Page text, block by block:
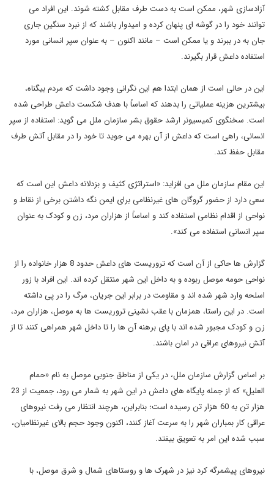
آزادسازی شهر، ممکن است به دست طرف مقابل کشته شوند. این افراد می
توانند خود را در گوشه ای پنهان کرده و امیدوار باشند که از نبرد سنگین جاری
جان به در ببرند و یا ممکن است – مانند اکنون – به عنوان سپر انسانی مورد
استفاده داعش قرار بگیرند.
این در حالی است از همان ابتدا هم این نگرانی وجود داشت که مردم بیگناه،
بیشترین هزینه عملیاتی را بدهند که اساساً با هدف شکست داعش طراحی شده
است. سخنگوی کمیسیونر ارشد حقوق بشر سازمان ملل می گوید: استفاده از سپر
انسانی، راهی است که داعش از آن بهره می جوید تا خود را در مقابل آتش طرف
مقابل حفظ کند.
این مقام سازمان ملل می افزاید: «استراتژی کثیف و بزدلانه داعش این است که
سعی دارد از حضور گروگان های غیرنظامی برای ایمن نگه داشتن برخی از نقاط و
نواحی از اقدام نظامی استفاده کند و اساساً از هزاران مرد، زن و کودک به عنوان
سپر انسانی استفاده می کند».
گزارش ها حاکی از آن است که تروریست های داعش حدود 8 هزار خانواده را از
نواحی حومه موصل ربوده و به داخل این شهر منتقل کرده اند. این افراد با زور
اسلحه وارد شهر شده اند و مقاومت در برابر این جریان، مرگ را در پی داشته
است. در این راستا، همزمان با عقب نشینی تروریست ها به موصل، هزاران مرد،
زن و کودک مجبور شده اند با پای برهنه آن ها را تا داخل شهر همراهی کنند تا از
آتش نیروهای عراقی در امان باشند.
بر اساس گزارش سازمان ملل، در یکی از مناطق جنوبی موصل به نام «حمام
العلیل» که از جمله پایگاه های داعش در این شهر به شمار می رود، جمعیت از 23
هزار تن به 60 هزار تن رسیده است؛ بنابراین، هرچند انتظار می رفت نیروهای
عراقی کار بمباران شهر را به سرعت آغاز کنند، اکنون وجود حجم بالای غیرنظامیان،
سبب شده این امر به تعویق بیفتد.
نیروهای پیشمرگه کرد نیز در شهرک ها و روستاهای شمال و شرق موصل، با